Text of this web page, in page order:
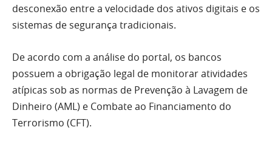
desconexão entre a velocidade dos ativos digitais e os
sistemas de segurança tradicionais.
De acordo com a análise do portal, os bancos
possuem a obrigação legal de monitorar atividades
atípicas sob as normas de Prevenção à Lavagem de
Dinheiro (AML) e Combate ao Financiamento do
Terrorismo (CFT).